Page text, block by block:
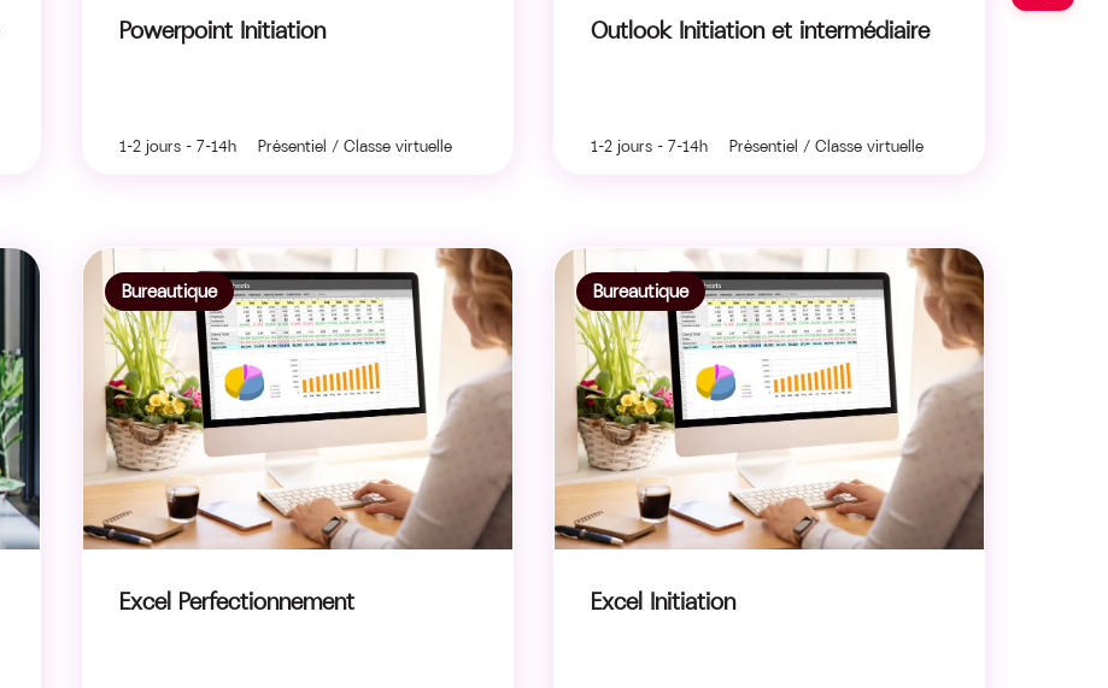
Powerpoint Initiation
1-2 jours - 7-14h Présentiel / Classe virtuelle
Outlook Initiation et intermédiaire
1-2 jours - 7-14h Présentiel / Classe virtuelle
Bureautique
Excel Perfectionnement
Bureautique
Excel Initiation